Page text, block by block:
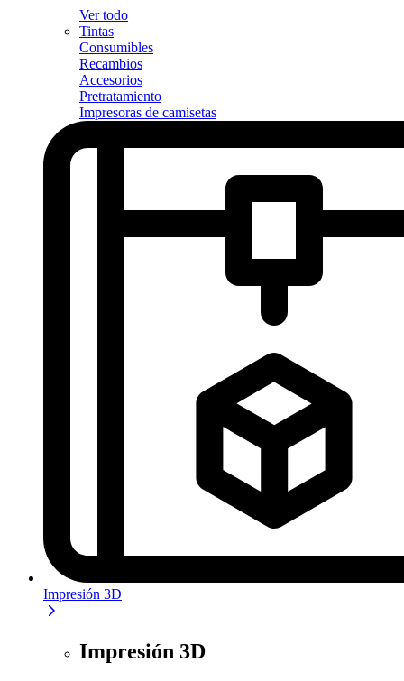
Ver todo
Tintas
Consumibles
Recambios
Accesorios
Pretratamiento
Impresoras de camisetas
Impresión 3D
Impresión 3D